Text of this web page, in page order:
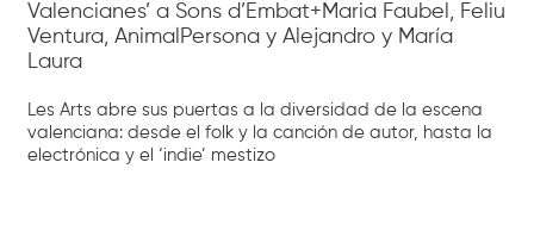
Valencianes’ a Sons d’Embat+Maria Faubel, Feliu
Ventura, AnimalPersona y Alejandro y María
Laura
Les Arts abre sus puertas a la diversidad de la escena
valenciana: desde el folk y la canción de autor, hasta la
electrónica y el ‘indie’ mestizo